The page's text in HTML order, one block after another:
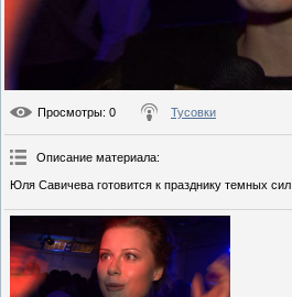
Просмотры: 0 Тусовки
Описание материала:
Юля Савичева готовится к празднику темных сил.